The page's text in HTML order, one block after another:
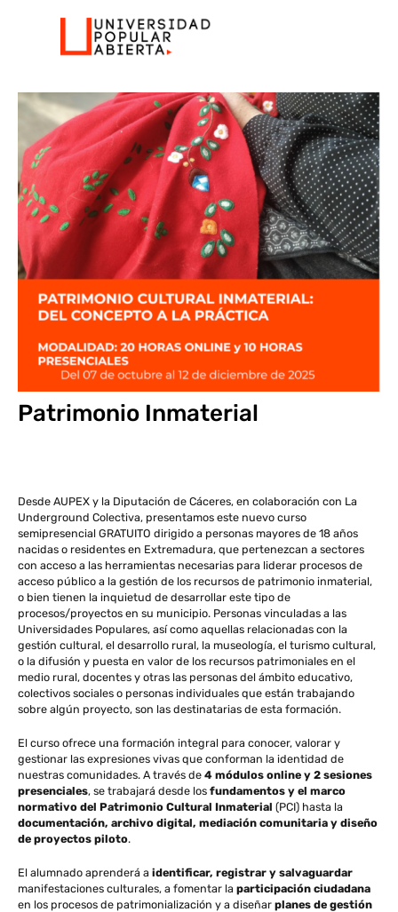
Patrimonio Inmaterial
Desde AUPEX y la Diputación de Cáceres, en colaboración con La
Underground Colectiva, presentamos este nuevo curso
semipresencial GRATUITO dirigido a personas mayores de 18 años
nacidas o residentes en Extremadura, que pertenezcan a sectores
con acceso a las herramientas necesarias para liderar procesos de
acceso público a la gestión de los recursos de patrimonio inmaterial,
o bien tienen la inquietud de desarrollar este tipo de
procesos/proyectos en su municipio. Personas vinculadas a las
Universidades Populares, así como aquellas relacionadas con la
gestión cultural, el desarrollo rural, la museología, el turismo cultural,
o la difusión y puesta en valor de los recursos patrimoniales en el
medio rural, docentes y otras las personas del ámbito educativo,
colectivos sociales o personas individuales que están trabajando
sobre algún proyecto, son las destinatarias de esta formación.
El curso ofrece una formación integral para conocer, valorar y
gestionar las expresiones vivas que conforman la identidad de
nuestras comunidades. A través de 4 módulos online y 2 sesiones
presenciales, se trabajará desde los fundamentos y el marco
normativo del Patrimonio Cultural Inmaterial (PCI) hasta la
documentación, archivo digital, mediación comunitaria y diseño
de proyectos piloto.
El alumnado aprenderá a identificar, registrar y salvaguardar
manifestaciones culturales, a fomentar la participación ciudadana
en los procesos de patrimonialización y a diseñar planes de gestión